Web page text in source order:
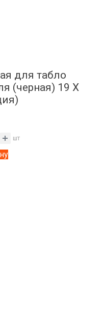
для табло
(черная) 19 X
шт